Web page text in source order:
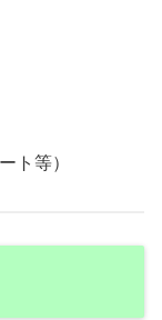
ト等）